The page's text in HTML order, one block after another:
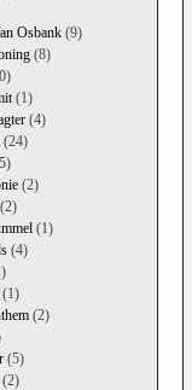
Osbank(9)
(8)
(1)
(4)
(24)
(2)
(1)
(4)
(2)
(5)